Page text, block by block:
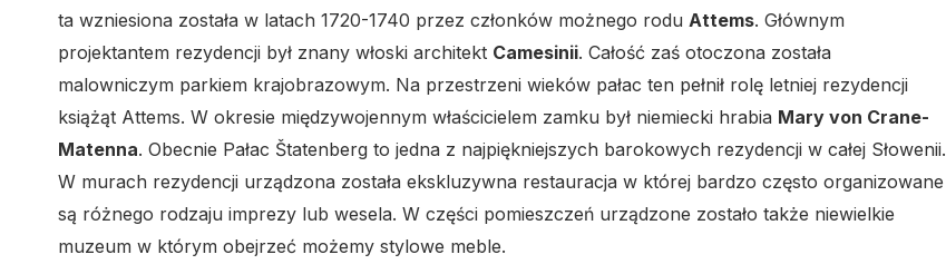
ta wzniesiona została w latach 1720-1740 przez członków możnego rodu Attems. Głównym
projektantem rezydencji był znany włoski architekt Camesinii. Całość zaś otoczona została
malowniczym parkiem krajobrazowym. Na przestrzeni wieków pałac ten pełnił rolę letniej rezydencji
książąt Attems. W okresie międzywojennym właścicielem zamku był niemiecki hrabia Mary von Crane-
Matenna. Obecnie Pałac Štatenberg to jedna z najpiękniejszych barokowych rezydencji w całej Słowenii.
W murach rezydencji urządzona została ekskluzywna restauracja w której bardzo często organizowane
są różnego rodzaju imprezy lub wesela. W części pomieszczeń urządzone zostało także niewielkie
muzeum w którym obejrzeć możemy stylowe meble.